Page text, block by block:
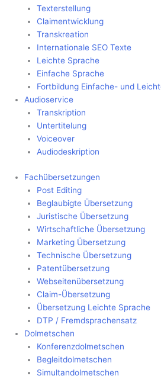
Texterstellung
Claimentwicklung
Transkreation
Internationale SEO Texte
Leichte Sprache
Einfache Sprache
Fortbildung Einfache- und
Audioservice
Transkription
Untertitelung
Voiceover
Audiodeskription
Fachübersetzungen
Post Editing
Beglaubigte Übersetzung
Juristische Übersetzung
Wirtschaftliche Übersetzung
Marketing Übersetzung
Technische Übersetzung
Patentübersetzung
Webseitenübersetzung
Claim-Übersetzung
Übersetzung Leichte Sprache
DTP / Fremdsprachensatz
Dolmetschen
Konferenzdolmetschen
Begleitdolmetschen
Simultandolmetschen